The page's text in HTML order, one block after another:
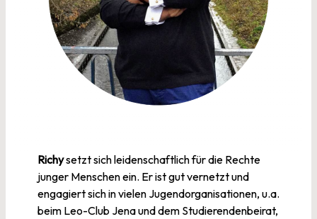
Richysetzt sich leidenschaftlich für die Rechte
junger Menschen ein. Er ist gut vernetzt und
engagiert sich in vielen Jugendorganisationen, u.a.
beim Leo-Club Jena und dem Studierendenbeirat,